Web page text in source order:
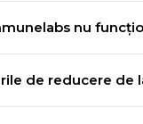
nu
de reducere de